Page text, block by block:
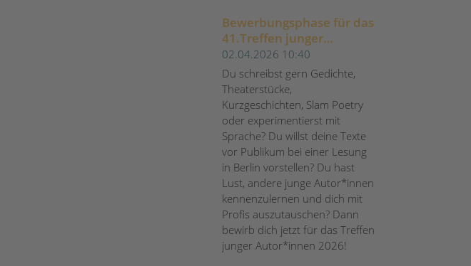
Bewerbungsphase für das
41.Treffen junger
Autor*innen 2026 der
Berliner Festspiele
gestartet
02.04.2026 10:40
Du schreibst gern Gedichte,
Theaterstücke,
Kurzgeschichten, Slam Poetry
oder experimentierst mit
Sprache? Du willst deine Texte
vor Publikum bei einer Lesung
in Berlin vorstellen? Du hast
Lust, andere junge Autor*innen
kennenzulernen und dich mit
Profis auszutauschen? Dann
bewirb dich jetzt für das Treffen
junger Autor*innen 2026!